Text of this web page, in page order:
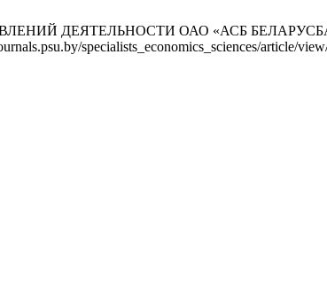
ОАО «АСБ БЕЛАРУСБАНК».
specialists_economics_sciences/article/